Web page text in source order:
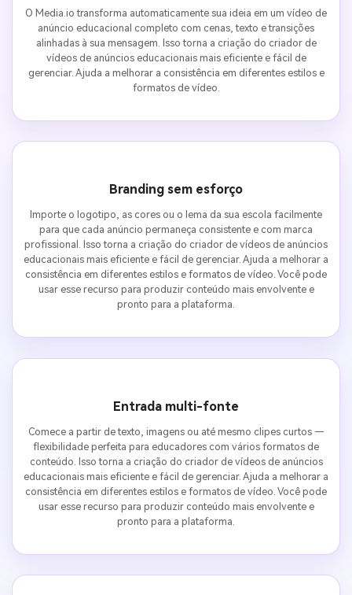
O Media.io transforma automaticamente sua ideia em um vídeo de
anúncio educacional completo com cenas, texto e transições
alinhadas à sua mensagem. Isso torna a criação do criador de
vídeos de anúncios educacionais mais eficiente e fácil de
gerenciar. Ajuda a melhorar a consistência em diferentes estilos e
formatos de vídeo.
Branding sem esforço
Importe o logotipo, as cores ou o lema da sua escola facilmente
para que cada anúncio permaneça consistente e com marca
profissional. Isso torna a criação do criador de vídeos de anúncios
educacionais mais eficiente e fácil de gerenciar. Ajuda a melhorar a
consistência em diferentes estilos e formatos de vídeo. Você pode
usar esse recurso para produzir conteúdo mais envolvente e
pronto para a plataforma.
Entrada multi-fonte
Comece a partir de texto, imagens ou até mesmo clipes curtos —
flexibilidade perfeita para educadores com vários formatos de
conteúdo. Isso torna a criação do criador de vídeos de anúncios
educacionais mais eficiente e fácil de gerenciar. Ajuda a melhorar a
consistência em diferentes estilos e formatos de vídeo. Você pode
usar esse recurso para produzir conteúdo mais envolvente e
pronto para a plataforma.